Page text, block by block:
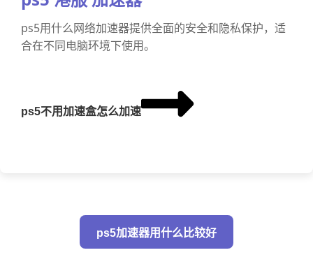
ps5用什么网络加速器提供全面的安全和隐私保护，适
合在不同电脑环境下使用。
ps5不用加速盒怎么加速
ps5加速器用什么比较好